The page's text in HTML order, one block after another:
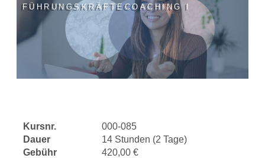
FÜHRUNGSKRÄFTECOACHING I
Kursnr.
000-085
Dauer
14 Stunden (2 Tage)
Gebühr
420,00 €